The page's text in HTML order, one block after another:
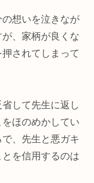
想いを泣きなが
、家柄が良くな
されてしまって
して先生に返し
ほのめかしてい
、先生と悪ガキ
を信用するのは